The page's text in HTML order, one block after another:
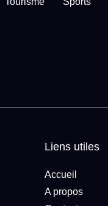
Liens utiles
Accueil
A propos